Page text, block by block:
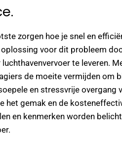
zorgen hoe je snel en
oplossing voor dit probleem
te leveren.
de moeite vermijden om
en stressvrije overgang
het gemak en de
en kenmerken worden